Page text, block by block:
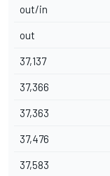
out/in
out
37,137
37,366
37,363
37,476
37,583